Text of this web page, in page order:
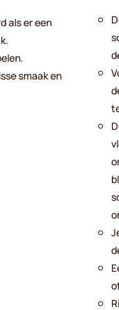
als er een
smaak en